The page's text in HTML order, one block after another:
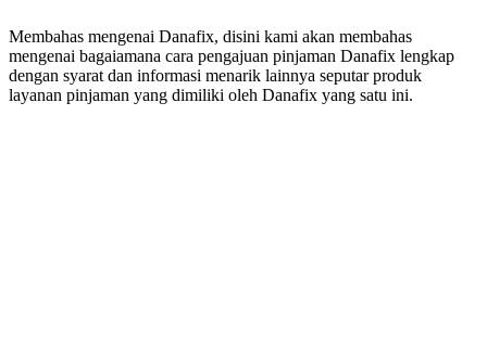
Membahas mengenai Danafix, disini kami akan membahas
mengenai bagaiamana cara pengajuan pinjaman Danafix lengkap
dengan syarat dan informasi menarik lainnya seputar produk
layanan pinjaman yang dimiliki oleh Danafix yang satu ini.